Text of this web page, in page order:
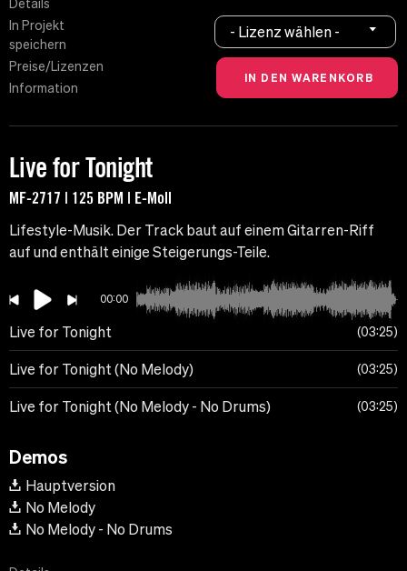
Details
In Projekt
speichern
Preise/Lizenzen
Information
- Lizenz wählen -
Live for Tonight
MF-2717 | 125 BPM | E-Moll
Lifestyle-Musik. Der Track baut auf einem Gitarren-Riff
auf und enthält einige Steigerungs-Teile.
00:00
Live for Tonight 03:25
Live for Tonight (No Melody) 03:25
Live for Tonight (No Melody - No Drums) 03:25
Demos
Hauptversion
No Melody
No Melody - No Drums